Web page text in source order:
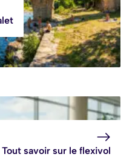
Tout savoir sur le flexivol